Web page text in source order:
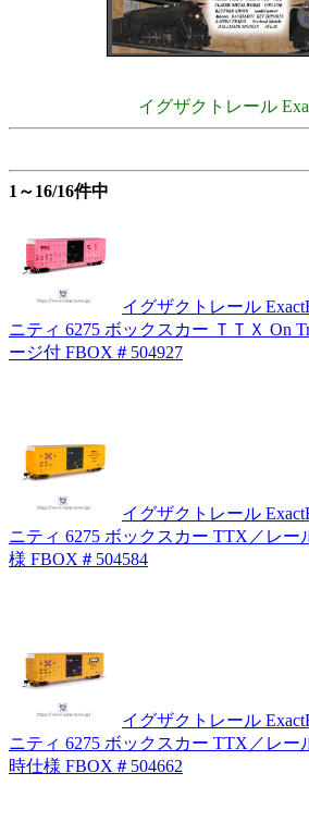
イグザクトレール
1～16/16件中
イグザクトレール
ニティ 6275 ボックスカー ＴＴＸ On
ージ付 FBOX＃504927
イグザクトレール
ニティ 6275 ボックスカー TTX／レー
様 FBOX＃504584
イグザクトレール
ニティ 6275 ボックスカー TTX／レー
時仕様 FBOX＃504662